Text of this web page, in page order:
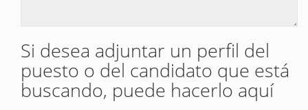
Si desea adjuntar un perfil del
puesto o del candidato que está
buscando, puede hacerlo aquí